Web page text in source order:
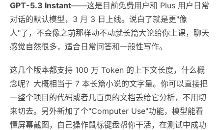
GPT-5.3 Instant——这是目前免费用户和 Plus 用户日常
对话的默认模型，3 月 3 日上线。说白了就是更"像
人"了，不会像之前那样动不动就长篇大论给你上课，聊天
感觉自然很多，适合日常问答和一般性写作。
这几个版本都支持 100 万 Token 的上下文长度，什么概
念呢？大概相当于 7 本长篇小说的文字量。你可以直接把
一整个项目的代码或者几百页的文档丢给它分析，不用切
来切去。另外新加了个"Computer Use"功能，模型能看
懂屏幕截图，自己操作鼠标键盘帮你干活，在测试中成功